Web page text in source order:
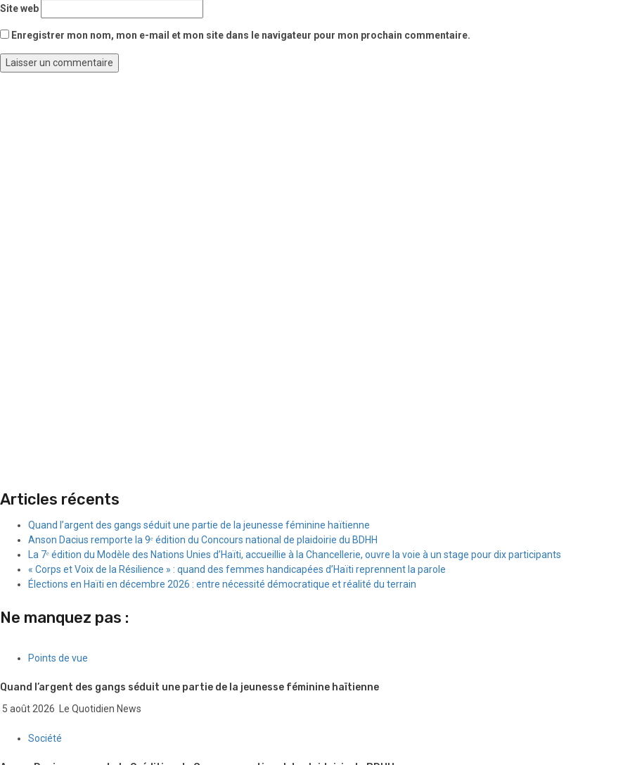
Site web
Enregistrer mon nom, mon e-mail et mon site dans le navigateur pour mon prochain commentaire.
Articles récents
Quand l’argent des gangs séduit une partie de la jeunesse féminine haïtienne
Anson Dacius remporte la 9ᵉ édition du Concours national de plaidoirie du BDHH
La 7ᵉ édition du Modèle des Nations Unies d’Haïti, accueillie à la Chancellerie, ouvre la voie à un stage pour dix participants
« Corps et Voix de la Résilience » : quand des femmes handicapées d’Haïti reprennent la parole
Élections en Haïti en décembre 2026 : entre nécessité démocratique et réalité du terrain
Ne manquez pas :
Points de vue
Quand l’argent des gangs séduit une partie de la jeunesse féminine haïtienne
5 août 2026 Le Quotidien News
Société